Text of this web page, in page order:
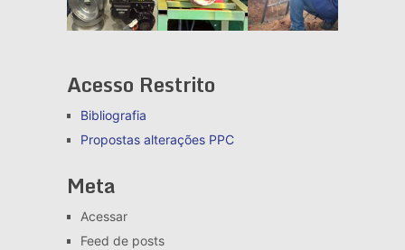
Acesso Restrito
Bibliografia
Propostas alteraçõesPPC
Meta
Acessar
Feed de posts